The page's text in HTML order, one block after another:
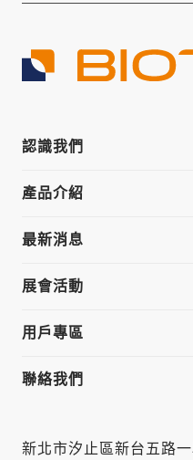
新北市汐止區新台五路
認識我們
產品介紹
最新消息
展會活動
用戶專區
聯絡我們